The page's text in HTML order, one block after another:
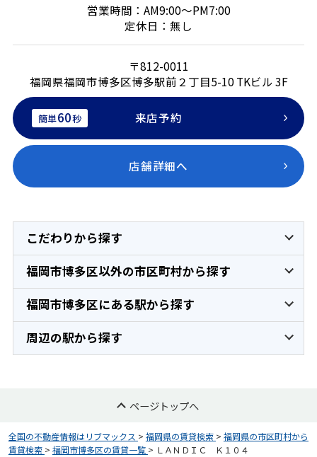
営業時間：AM9:00～PM7:00
定休日：無し
〒812-0011
福岡県福岡市博多区博多駅前２丁目5-10 TKビル 3F
簡単60秒 来店予約
店舗詳細へ
こだわりから探す
福岡市博多区以外の市区町村から探す
福岡市博多区にある駅から探す
周辺の駅から探す
ページトップへ
全国の不動産情報はリブマックス > 福岡県の賃貸検索 > 福岡県の市区町村から
賃貸検索 > 福岡市博多区の賃貸一覧 > ＬＡＮＤＩＣ Ｋ１０４